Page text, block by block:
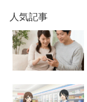
人気記事